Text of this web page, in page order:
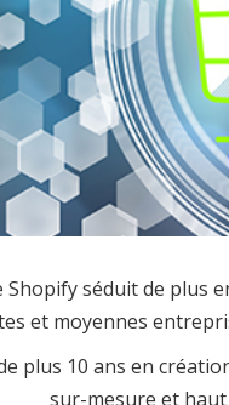
séduit de plus
et moyennes
plus 10 ans en
sur-mesure et haut